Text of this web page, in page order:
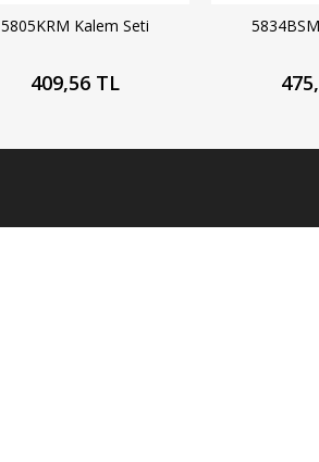
5805KRM Kalem Seti
409,56 TL